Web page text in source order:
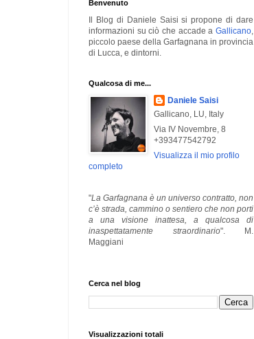
Benvenuto
Il Blog di Daniele Saisi si propone di dare
informazioni su ciò che accade a Gallicano
piccolo paese della Garfagnana in provincia
di Lucca, e dintorni.
Qualcosa di me...
Daniele Saisi
Gallicano, LU, Italy
Via IV Novembre, 8
+393477542792
Visualizza il mio profilo
completo
"La Garfagnana è un universo contratto, non
c’è strada, cammino o sentiero che non porti
a una visione inattesa, a qualcosa di
inaspettatamente straordinario". M.
Maggiani
Cerca nel blog
Visualizzazioni totali